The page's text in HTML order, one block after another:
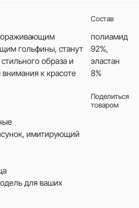
гольфины, станут
образа и
к красоте
имитирующий
для ваших
Состав
полиамид
92%,
эластан
8%
Поделиться
товаром